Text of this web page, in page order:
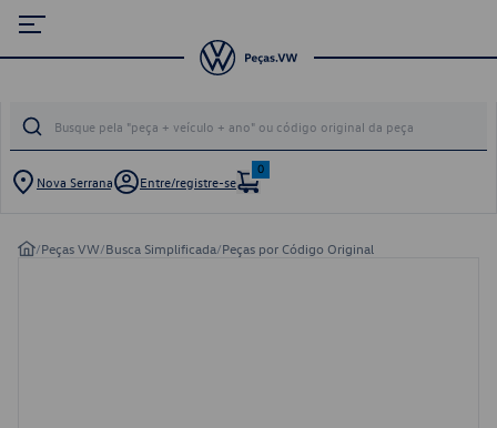
Nova Serrana Entre/registre-se
0
/Peças VW/Busca Simplificada/Peças por Código Original